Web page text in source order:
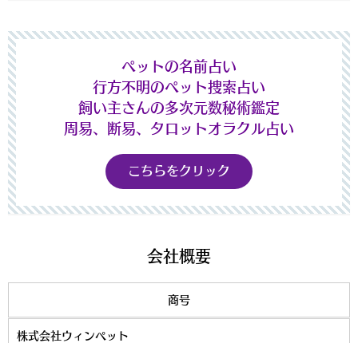
ペットの名前占い
行方不明のペット捜索占い
飼い主さんの多次元数秘術鑑定
周易、断易、タロットオラクル占い
こちらをクリック
会社概要
商号
株式会社ウィンペット